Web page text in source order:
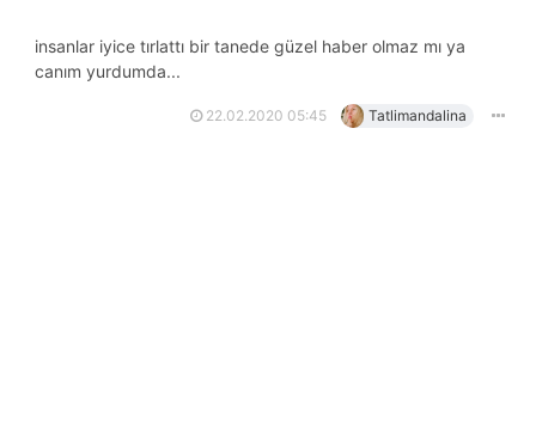
i̇nsanlar iyice tırlattı bir tanede güzel haber olmaz mı ya
canım yurdumda...
22.02.2020 05:45 Tatlimandalina